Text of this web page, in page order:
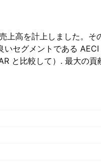
上高を計上しました。そ
いセグメントである
と比較して）. 最大の